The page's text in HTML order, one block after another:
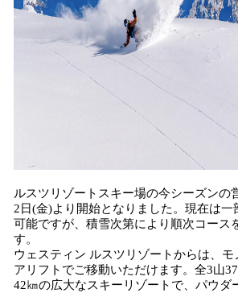
ルスツリゾートスキー場の今シーズンの
2日(金)より開始となりました。現在は一
可能ですが、積雪次第により順次コース
す。
ウェスティン ルスツリゾートからは、
アリフトでご移動いただけます。全3山
42㎞の広大なスキーリゾートで、パウダ